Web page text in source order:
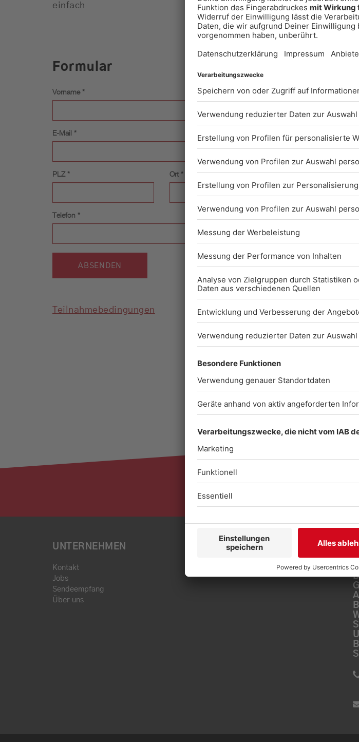
einfach
Formular
Vorname * Nachname *
E-Mail *
PLZ * Ort * Geburtsdatum *
Telefon *
ABSENDEN
Teilnahmebedingungen
Erstellt
UNTERNEHMEN
Kontakt
Jobs
Sendeempfang
Über uns